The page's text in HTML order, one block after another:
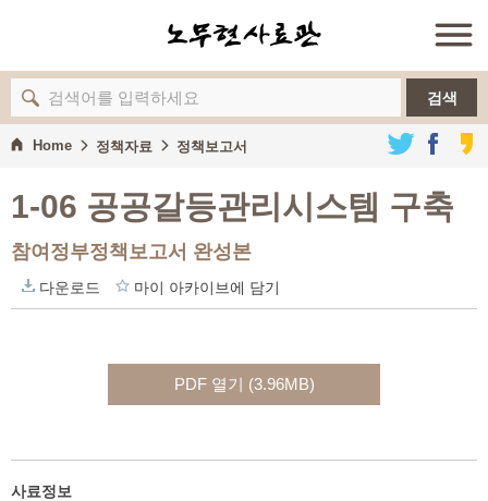
검색
Home 정책자료 정책보고서
1-06 공공갈등관리시스템 구축
참여정부정책보고서 완성본
다운로드 마이 아카이브에 담기
PDF 열기 (3.96MB)
사료정보